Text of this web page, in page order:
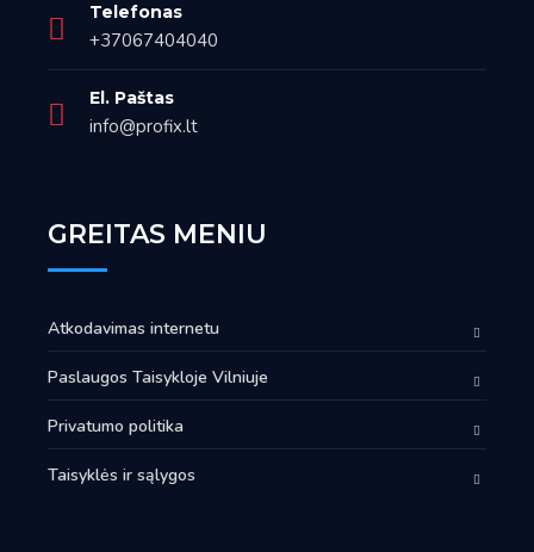
Telefonas
+37067404040
El. Paštas
info@profix.lt
GREITAS MENIU
Atkodavimas internetu
Paslaugos Taisykloje Vilniuje
Privatumo politika
Taisyklės ir sąlygos